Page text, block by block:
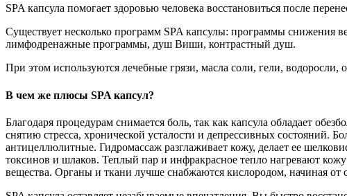
SPA капсула помогает здоровью человека восстановиться после
Существует несколько программ SPA капсулы: программы снижения
лимфодренажные программы, душ Виши, контрастный душ.
При этом используются лечебные грязи, масла соли, гели, водоросли,
В чем же плюсы SPA капсул?
Благодаря процедурам снимается боль, так как капсула обладает
снятию стресса, хронической усталости и депрессивных
антицеллюлитные. Гидромассаж разглаживает кожу, делает ее
токсинов и шлаков. Теплый пар и инфракрасное тепло нагревают
вещества. Органы и ткани лучше снабжаются кислородом, начиная от